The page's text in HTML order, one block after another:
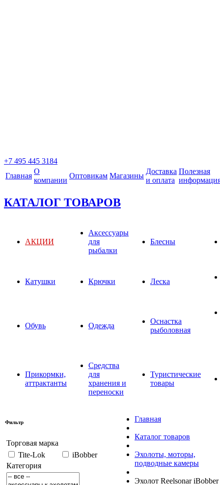
+7 495 445 3184
Главная
О
компании
Оптовикам Магазины
Доставка
и оплата
Полезная
КАТАЛОГ ТОВАРОВ
АКЦИИ
Аксессуары
для
рыбалки
Блесны
Катушки Крючки Леска
Обувь Одежда
Оснастка
рыболовная
Прикормки,
аттрактанты
Средства
для
хранения и
переноски
Туристические
товары
Фильтр
Торговая марка
Tite-Lok
iBobber
Категория
Главная
Каталог товаров
Эхолоты, моторы,
подводные камеры
Эхолот Reelsonar iBobber